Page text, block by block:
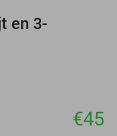
en 3-
€45